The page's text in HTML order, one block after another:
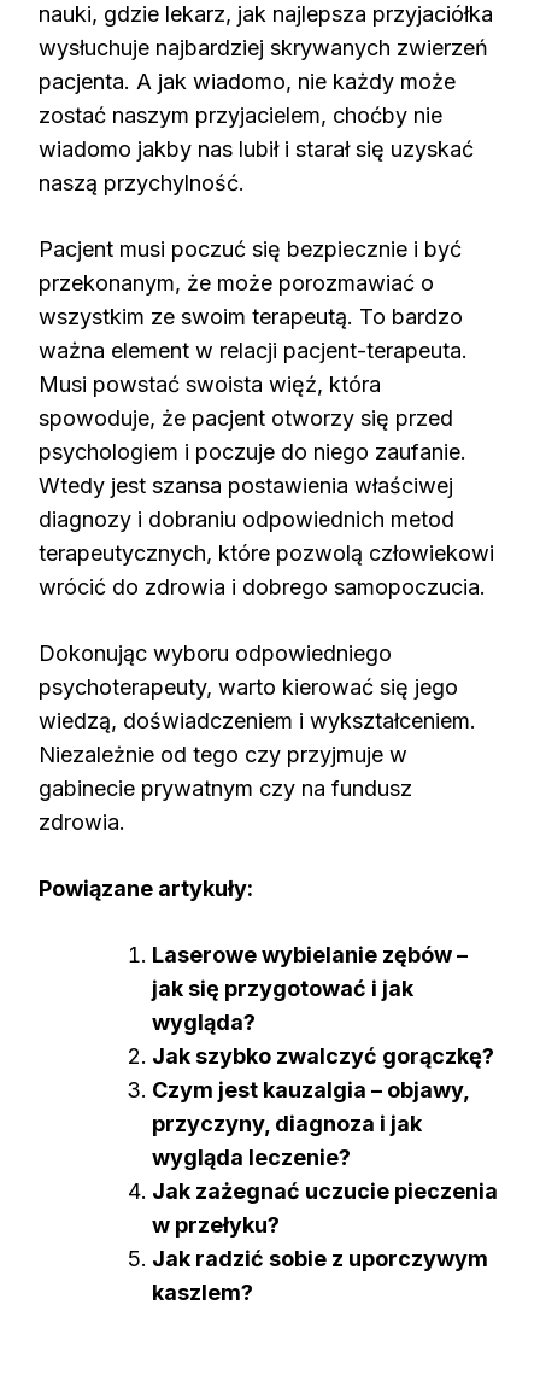
nauki, gdzie lekarz, jak najlepsza przyjaciółka
wysłuchuje najbardziej skrywanych zwierzeń
pacjenta. A jak wiadomo, nie każdy może
zostać naszym przyjacielem, choćby nie
wiadomo jakby nas lubił i starał się uzyskać
naszą przychylność.
Pacjent musi poczuć się bezpiecznie i być
przekonanym, że może porozmawiać o
wszystkim ze swoim terapeutą. To bardzo
ważna element w relacji pacjent-terapeuta.
Musi powstać swoista więź, która
spowoduje, że pacjent otworzy się przed
psychologiem i poczuje do niego zaufanie.
Wtedy jest szansa postawienia właściwej
diagnozy i dobraniu odpowiednich metod
terapeutycznych, które pozwolą człowiekowi
wrócić do zdrowia i dobrego samopoczucia.
Dokonując wyboru odpowiedniego
psychoterapeuty, warto kierować się jego
wiedzą, doświadczeniem i wykształceniem.
Niezależnie od tego czy przyjmuje w
gabinecie prywatnym czy na fundusz
zdrowia.
Powiązane artykuły:
Laserowe wybielanie zębów –
jak się przygotować i jak
wygląda?
Jak szybko zwalczyć gorączkę?
Czym jest kauzalgia – objawy,
przyczyny, diagnoza i jak
wygląda leczenie?
Jak zażegnać uczucie pieczenia
w przełyku?
Jak radzić sobie z uporczywym
kaszlem?